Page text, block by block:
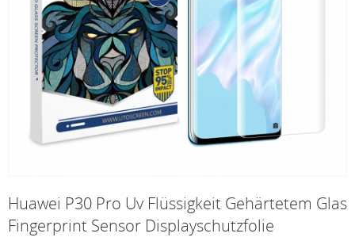
Huawei P30 Pro Uv Flüssigkeit Gehärtetem Glas
Fingerprint Sensor Displayschutzfolie